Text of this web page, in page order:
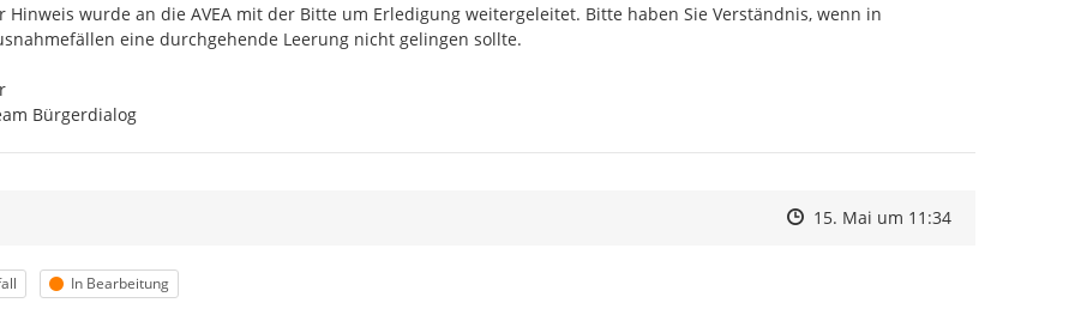
Hinweis wurde an die AVEA mit der Bitte um Erledigung weitergeleitet. Bitte haben Sie Verständnis, wenn in
eine durchgehende Leerung nicht gelingen sollte.
Bürgerdialog
Zeitpunkt des Erstellens
Zeitpunkt des Erstellens
15. Mai um 11:34Zur Äußerung
Status
In Bearbeitung